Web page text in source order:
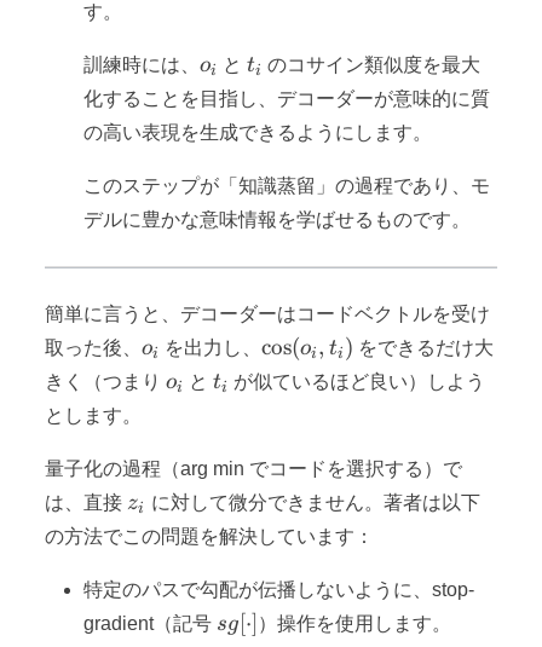
す。
訓練時には、o_i
oi とt_i
ti のコサイン類似度を最大
化することを目指し、デコーダーが意味的に質
の高い表現を生成できるようにします。
このステップが「知識蒸留」の過程であり、モ
デルに豊かな意味情報を学ばせるものです。
簡単に言うと、デコーダーはコードベクトルを受け
取った後、o_i
oi を出力し、\cos(o_i,
t_i)
cos(oi , ti ) をできるだけ大
きく（つまりo_i
oi とt_i
ti が似ているほど良い）しよう
とします。
量子化の過程（arg min でコードを選択する）で
は、直接 z_i
zi
に対して微分できません。著者は以下
の方法でこの問題を解決しています：
特定のパスで勾配が伝播しないように、stop-
gradient（記号 sg[\cdot]
sg [⋅] ）操作を使用します。